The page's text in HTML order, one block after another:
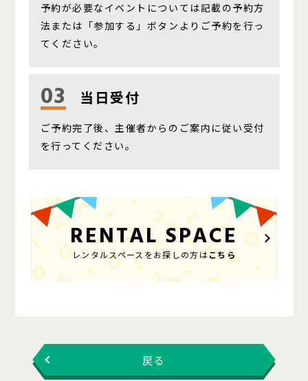
予約が必要なイベントについては記載の予約方
法または「参加する」ボタンよりご予約を行っ
てください。
03 当日受付
ご予約完了後、主催者からのご案内に従い受付
を行ってください。
RENTAL SPACE
レンタルスペースをお探しの方はこちら
戻る